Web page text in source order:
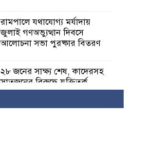
রামপালে যথাযোগ্য মর্যাদায়
জুলাই গণঅভ্যুত্থান দিবসে
আলোচনা সভা পুরষ্কার বিতরণ
২৮ জনের সাক্ষ্য শেষ, কাদেরসহ
সাতজনের বিরুদ্ধে যুক্তিতর্ক
ট্রাইব্যুনালে